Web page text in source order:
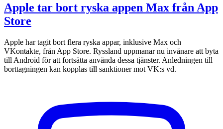
Apple tar bort ryska appen Max från App
Store
Apple har tagit bort flera ryska appar, inklusive Max och
VKontakte, från App Store. Ryssland uppmanar nu invånare att byta
till Android för att fortsätta använda dessa tjänster. Anledningen till
borttagningen kan kopplas till sanktioner mot VK:s vd.